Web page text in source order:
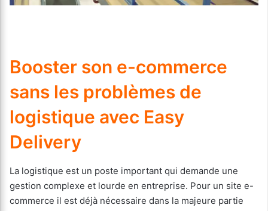
Booster son e-commerce
sans les problèmes de
logistique avec Easy
Delivery
La logistique est un poste important qui demande une
gestion complexe et lourde en entreprise. Pour un site e-
commerce il est déjà nécessaire dans la majeure partie